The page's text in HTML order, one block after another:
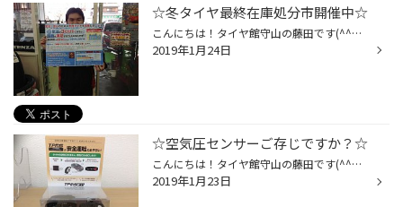
☆冬タイヤ最終在庫処分市開催中☆
こんにちは！タイヤ館守山の藤田です(^^♪ 本日は朝からかなり冷え込んでいますね(´；ω；`)ｳｩｩ 雪もちらついてますので暖かい格好してお出かけしてくださいね♪ またみなさま体調管理には十分ご注意くださいませ♪ さて皆様ニュースはご覧になられましたか？ 今週末にはまたまた大寒波が来るみたいです...
2019年1月24日
☆空気圧センサーご存じですか？☆
こんにちは！タイヤ館守山の藤田です(^^♪ いつもタイヤ館 守山店WEBをご覧頂き、ありがとうございますっ！！ 最近、昼と夜の気温差が激しいですね( ;∀;) 暑くなったり寒くなるとタイヤの空気圧も変化してしまったり するので最近空気圧点検していない なんて方は一度点検にお持ちください♫ 無料で点...
2019年1月23日